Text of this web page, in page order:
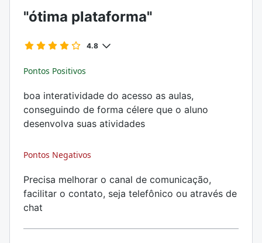
"ótima plataforma"
4.8
Pontos Positivos
boa interatividade do acesso as aulas,
conseguindo de forma célere que o aluno
desenvolva suas atividades
Pontos Negativos
Precisa melhorar o canal de comunicação,
facilitar o contato, seja telefônico ou através de
chat